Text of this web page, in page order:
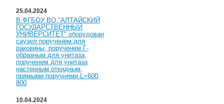
25.04.2024
В ФГБОУ ВО "АЛТАЙСКИЙ
ГОСУДАРСТВЕННЫЙ
УНИВЕРСИТЕТ" оборудован
саузел порученем для
раковины, порученем Г-
образным для унитаза,
порученем для унитаза
настенным откидным,
прямыми поручнями L=600,
800
10.04.2024